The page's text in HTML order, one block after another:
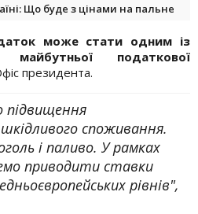
Що буде з цінами на пальне
може стати одним із
майбутньої податкової
президента.
підвищення
споживання.
і паливо. У рамках
приводити ставки
рівнів",